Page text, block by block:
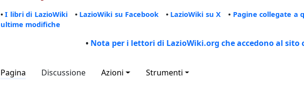
•I libri di LazioWiki• LazioWiki su Facebook • LazioWiki su X • Pagine collegate a
ultime modifiche
• Nota per i lettori di LazioWiki.org che accedono al sito
Pagina Discussione Azioni Strumenti